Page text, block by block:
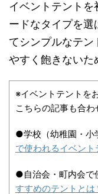
イベントテント
ードなタイプを選
てシンプルなテ
やすく飽きないた
※イベントテントを
こちらの記事も合わ
●学校（幼稚園・小
で使われるイベント
●自治会・町内会で
すすめのテントとは